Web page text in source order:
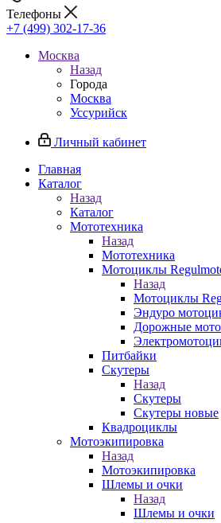
Телефоны
+7 (499) 302-17-36
Москва
Назад
Города
Москва
Уссурийск
Личный кабинет
Главная
Каталог
Назад
Каталог
Мототехника
Назад
Мототехника
Мотоциклы
Назад
Мотоциклы
Эндуро
Дорожные
Питбайки
Скутеры
Назад
Скутеры
Скутеры новые
Квадроциклы
Мотоэкипировка
Назад
Мотоэкипировка
Шлемы и очки
Назад
Шлемы и очки